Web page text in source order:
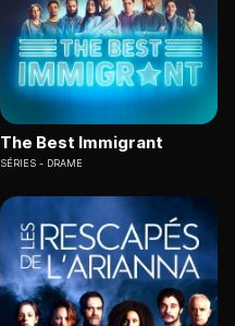
The Best Immigrant
SÉRIES DRAME